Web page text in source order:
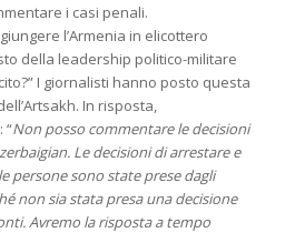
i casi penali.
l’Armenia in elicottero
della leadership politico-militare
I giornalisti hanno posto questa
In risposta,
“Non posso commentare le decisioni
Le decisioni di arrestare e
persone sono state prese dagli
non sia stata presa una decisione
Avremo la risposta a tempo